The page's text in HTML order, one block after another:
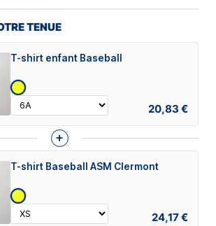
TENUE
T-shirt enfant Baseball
20,83 €
+
T-shirt Baseball ASM Clermont
24,17 €